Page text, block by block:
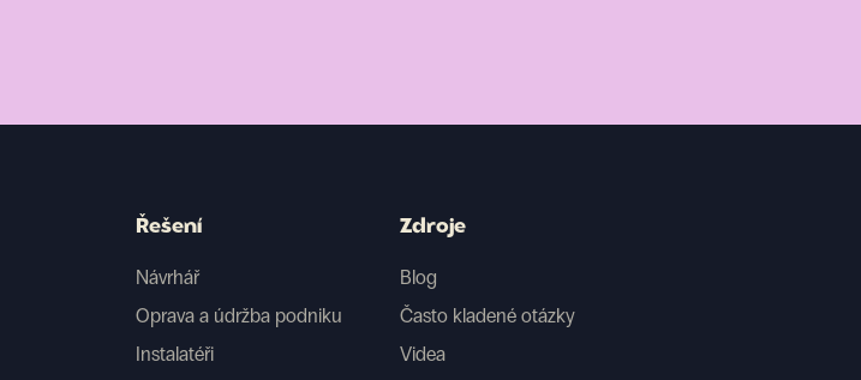
Řešení
Návrhář
Oprava a údržba podniku
Instalatéři
Zdroje
Blog
Často kladené otázky
Videa